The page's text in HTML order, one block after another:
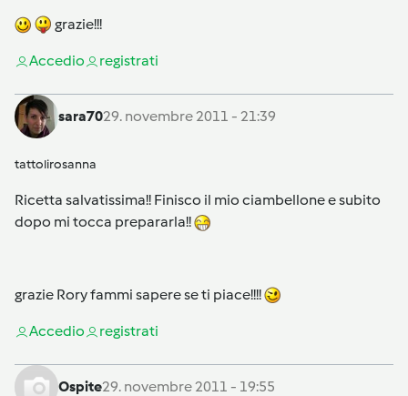
grazie!!!
Accedio registrati
sara7029. novembre 2011 - 21:39
tattolirosanna
Ricetta salvatissima!! Finisco il mio ciambellone e subito
dopo mi tocca prepararla!!
grazie Rory fammi sapere se ti piace!!!!
Accedio registrati
Ospite29. novembre 2011 - 19:55